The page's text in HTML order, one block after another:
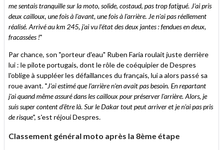
me sentais tranquille sur la moto, solide, costaud, pas trop fatigué. J'ai pris
deux cailloux, une fois à l'avant, une fois à l'arrière. Je n'ai pas réellement
réalisé. Arrivé au km 245, j'ai vu l'état des deux jantes : fendues en deux,
fracassées !"
Par chance, son "porteur d'eau" Ruben Faria roulait juste derrière
lui : le pilote portugais, dont le rôle de coéquipier de Despres
l'oblige à suppléer les défaillances du français, lui a alors passé sa
roue avant. "J'ai estimé que l'arrière n'en avait pas besoin. En repartant
j'ai quand même assuré dans les cailloux pour préserver l'arrière. Alors, je
suis super content d'être là. Sur le Dakar tout peut arriver et je n'ai pas pris
de risque", s'est réjoui Despres.
Classement général moto après la 8ème étape